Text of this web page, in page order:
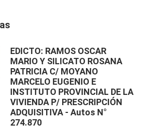
EDICTO: RAMOS OSCAR
MARIO Y SILICATO ROSANA
PATRICIA C/ MOYANO
MARCELO EUGENIO E
INSTITUTO PROVINCIAL DE LA
VIVIENDA P/ PRESCRIPCIÓN
ADQUISITIVA - Autos N°
274.870